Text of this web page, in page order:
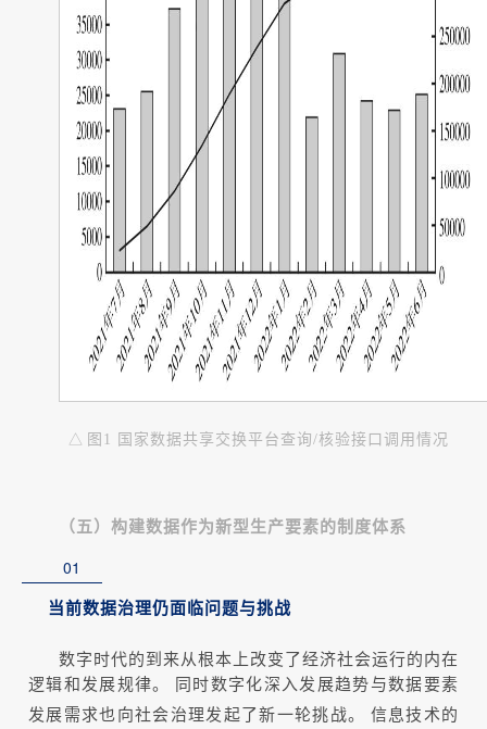
△ 图1 国家数据共享交换平台查询/核验接口调用情况
（五）构建数据作为新型生产要素的制度体系
01
当前数据治理仍面临问题与挑战
数字时代的到来从根本上改变了经济社会运行的内在
逻辑和发展规律。
同时数字化深入发展趋势与数据要素
发展需求也向社会治理发起了新一轮挑战。
信息技术的